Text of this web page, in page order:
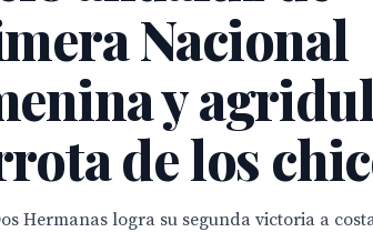
Nacional
y
de los
Hermanas logra su segunda victoria a